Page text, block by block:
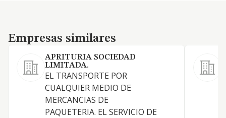
Empresas similares
Empresas similares
APRITURIA SOCIEDAD
LIMITADA.
EL TRANSPORTE POR
CUALQUIER MEDIO DE
MERCANCIAS DE
PAQUETERIA. EL SERVICIO DE